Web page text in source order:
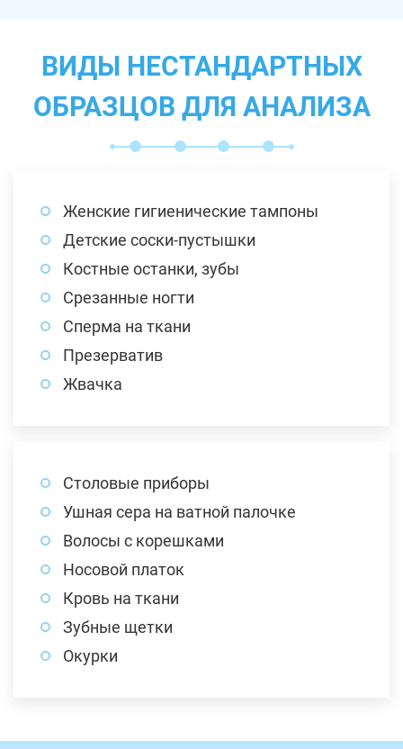
ВИДЫ НЕСТАНДАРТНЫХ
ОБРАЗЦОВ ДЛЯ АНАЛИЗА
Женские гигиенические тампоны
Детские соски-пустышки
Костные останки, зубы
Срезанные ногти
Сперма на ткани
Презерватив
Жвачка
Столовые приборы
Ушная сера на ватной палочке
Волосы с корешками
Носовой платок
Кровь на ткани
Зубные щетки
Окурки